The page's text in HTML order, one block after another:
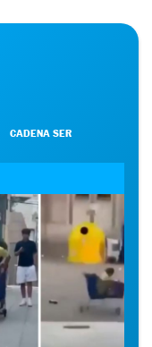
CADENA SER